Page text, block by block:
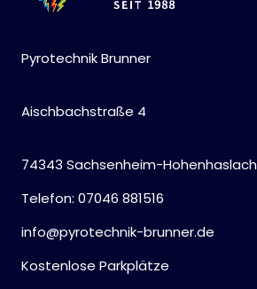
Pyrotechnik Brunner
Aischbachstraße 4
74343 Sachsenheim-Hohenhaslach
Telefon: 07046 881516
info@pyrotechnik-brunner.de
Kostenlose Parkplätze